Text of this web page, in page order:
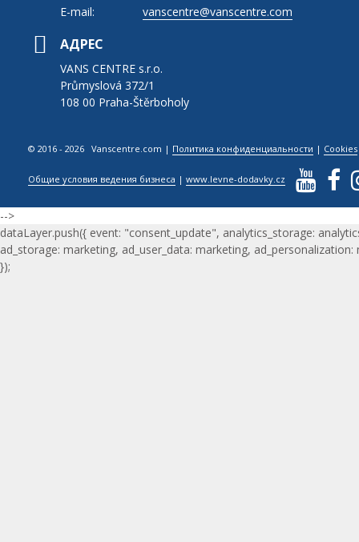
E-mail:
vanscentre@vanscentre.com
АДРЕС
VANS CENTRE s.r.o.
Průmyslová 372/1
108 00 Praha-Štěrboholy
© 2016 - 2026 Vanscentre.com | Политика конфиденциальности | Cookies
Общие условия ведения бизнеса |www.levne-dodavky.cz
-->
dataLayer.push({ event: "consent_update", analytics_storage:
ad_storage: marketing, ad_user_data: marketing, ad_personalization:
});